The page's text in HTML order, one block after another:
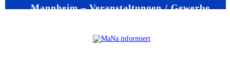
Mannheim – Veranstaltungen / Gewerbe